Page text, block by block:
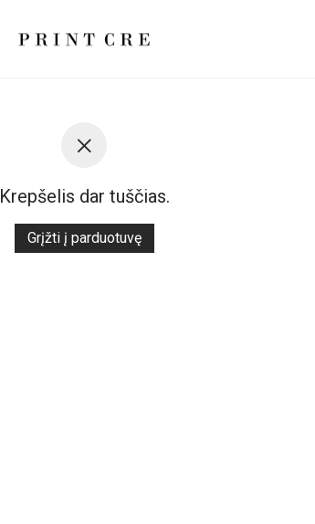
Krepšelis dar tuščias.
Grįžti į parduotuvę